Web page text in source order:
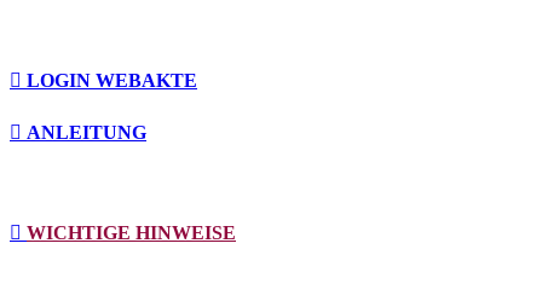
 LOGIN WEBAKTE
 ANLEITUNG
 WICHTIGE HINWEISE